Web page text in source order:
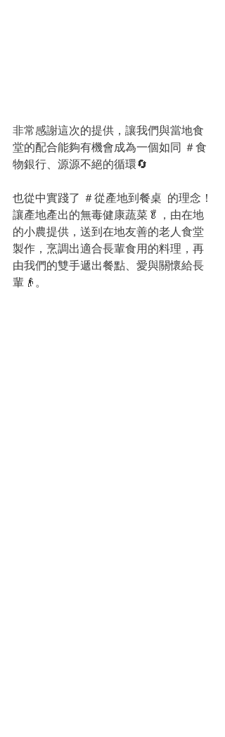
非常感謝這次的提供，讓我們與當地食
堂的配合能夠有機會成為一個如同 ＃食
物銀行、源源不絕的循環🔄
也從中實踐了 ＃從產地到餐桌  的理念！
讓產地產出的無毒健康蔬菜🥬，由在地
的小農提供，送到在地友善的老人食堂
製作，烹調出適合長輩食用的料理，再
由我們的雙手遞出餐點、愛與關懷給長
輩👴。